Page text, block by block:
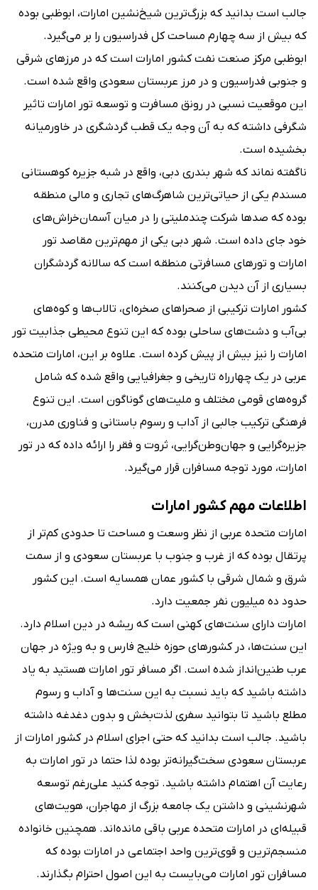
جالب است بدانید که بزرگ‌ترین شیخ‌نشین امارات، ابوظبی بوده
که بیش از سه چهارم مساحت کل فدراسیون را بر می‌گیرد.
ابوظبی مرکز صنعت نفت کشور امارات است که در مرزهای شرقی
و جنوبی فدراسیون و در مرز عربستان سعودی واقع شده است.
این موقعیت نسبی در رونق مسافرت و توسعه تور امارات تاثیر
شگرفی داشته که به آن وجه یک قطب گردشگری در خاورمیانه
بخشیده است.
ناگفته نماند که شهر بندری دبی، واقع در شبه جزیره کوهستانی
مسندم یکی از حیاتی‌ترین شاهرگ‌های تجاری و مالی منطقه
بوده که صدها شرکت چندملیتی را در میان آسمان‌خراش‌های
خود جای داده است. شهر دبی یکی از مهم‌ترین مقاصد تور
امارات و تورهای مسافرتی منطقه است که سالانه گردشگران
بسیاری از آن دیدن می‌کنند.
کشور امارات ترکیبی از صحراهای صخره‌ای، تالاب‌ها و کوه‌های
بی‌آب و دشت‌های ساحلی بوده که این تنوع محیطی جذابیت تور
امارات را نیز بیش‌ از پیش کرده است. علاوه بر این، امارات متحده
عربی در یک چهارراه تاریخی و جغرافیایی واقع شده که شامل
گروه‌های قومی مختلف و ملیت‌های گوناگون است. این تنوع
فرهنگی ترکیب جالبی از آداب و رسوم باستانی و فناوری مدرن،
جزیره‌گرایی و جهان‌وطن‌گرایی، ثروت و فقر را ارائه داده که در تور
امارات، مورد توجه مسافران قرار می‌گیرد.
اطلاعات مهم کشور امارات
امارات متحده عربی از نظر وسعت و مساحت تا حدودی کم‌تر از
پرتقال بوده که از غرب و جنوب با عربستان سعودی و از سمت
شرق و شمال شرقی با کشور عمان همسایه است. این کشور
حدود ده میلیون نفر جمعیت دارد.
امارات دارای سنت‌های کهنی است که ریشه در دین اسلام دارد.
این سنت‌ها، در کشورهای حوزه خلیج فارس و به ویژه در جهان
عرب طنین‌انداز شده است. اگر مسافر تور امارات هستید به یاد
داشته باشید که باید نسبت به این سنت‌ها و آداب و رسوم
مطلع باشید تا بتوانید سفری لذت‌بخش و بدون دغدغه داشته
باشید. جالب است بدانید که حتی اجرای اسلام در کشور امارات از
عربستان سعودی سخت‌گیرانه‌تر بوده لذا حتما در تور امارات به
رعایت آن اهتمام داشته باشید. توجه کنید علی‌رغم توسعه
شهرنشینی و داشتن یک جامعه بزرگ از مهاجران، هویت‌های
قبیله‌ای در امارات متحده عربی باقی مانده‌اند. همچنین خانواده
منسجم‌ترین و قوی‌ترین واحد اجتماعی در امارات بوده که
مسافران تور امارات می‌بایست به این اصول احترام بگذارند.